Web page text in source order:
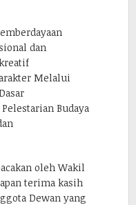
dan
Melalui
Budaya
oleh Wakil
terima kasih
Dewan yang